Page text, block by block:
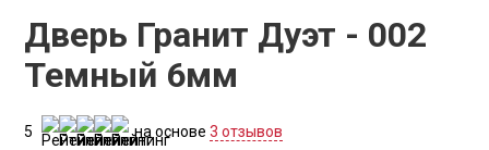
Дверь Гранит Дуэт - 002
Темный 6мм
5 на основе3 отзывов